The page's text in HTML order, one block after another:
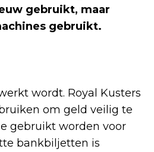
gebruikt, maar
gebruikt.
wordt. Royal Kusters
om geld veilig te
gebruikt worden voor
bankbiljetten is